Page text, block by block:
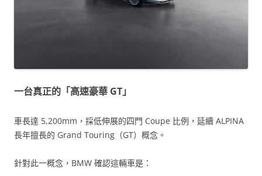
一台真正的「高速豪華 GT」
車長達 5,200mm，採低伸展的四門 Coupe 比例，延續 ALPINA
長年擅長的 Grand Touring（GT）概念。
針對此一概念，BMW 確認這輛車是：